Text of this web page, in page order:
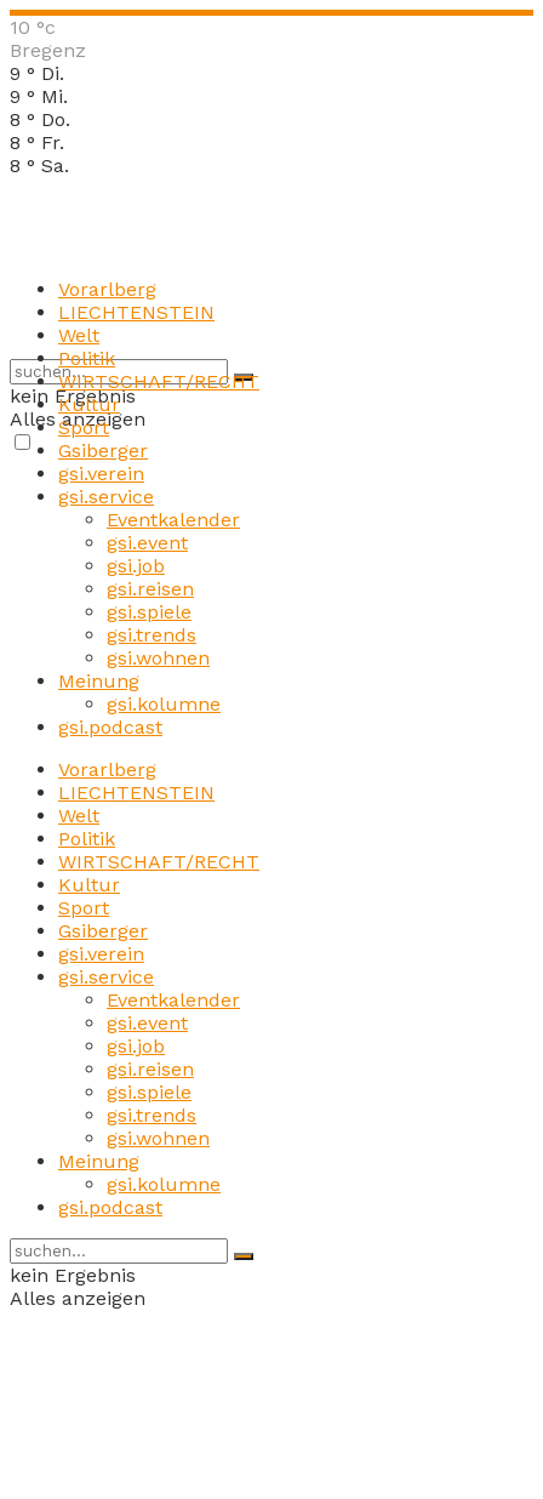
10 °c
Bregenz
9 ° Di.
9 ° Mi.
8 ° Do.
8 ° Fr.
8 ° Sa.
kein Ergebnis
Alles anzeigen
Vorarlberg
LIECHTENSTEIN
Welt
Politik
WIRTSCHAFT/RECHT
Kultur
Sport
Gsiberger
gsi.verein
gsi.service
Eventkalender
gsi.event
gsi.job
gsi.reisen
gsi.spiele
gsi.trends
gsi.wohnen
Meinung
gsi.kolumne
gsi.podcast
Vorarlberg
LIECHTENSTEIN
Welt
Politik
WIRTSCHAFT/RECHT
Kultur
Sport
Gsiberger
gsi.verein
gsi.service
Eventkalender
gsi.event
gsi.job
gsi.reisen
gsi.spiele
gsi.trends
gsi.wohnen
Meinung
gsi.kolumne
gsi.podcast
kein Ergebnis
Alles anzeigen